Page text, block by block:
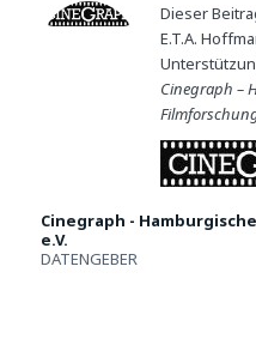
Dieser
E.T.A.
Cinegraph –
Cinegraph -
e.V.
DATENGEBER